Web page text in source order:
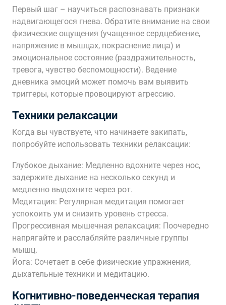
Первый шаг – научиться распознавать признаки
надвигающегося гнева. Обратите внимание на свои
физические ощущения (учащенное сердцебиение,
напряжение в мышцах, покраснение лица) и
эмоциональное состояние (раздражительность,
тревога, чувство беспомощности). Ведение
дневника эмоций может помочь вам выявить
триггеры, которые провоцируют агрессию.
Техники релаксации
Когда вы чувствуете, что начинаете закипать,
попробуйте использовать техники релаксации:
Глубокое дыхание: Медленно вдохните через нос,
задержите дыхание на несколько секунд и
медленно выдохните через рот.
Медитация: Регулярная медитация помогает
успокоить ум и снизить уровень стресса.
Прогрессивная мышечная релаксация: Поочередно
напрягайте и расслабляйте различные группы
мышц.
Йога: Сочетает в себе физические упражнения,
дыхательные техники и медитацию.
Когнитивно-поведенческая терапия